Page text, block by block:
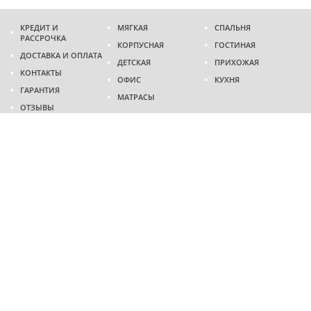
КРЕДИТ И
РАССРОЧКА
ДОСТАВКА И ОПЛАТА
КОНТАКТЫ
ГАРАНТИЯ
ОТЗЫВЫ
МЯГКАЯ
КОРПУСНАЯ
ДЕТСКАЯ
ОФИС
МАТРАСЫ
СПАЛЬНЯ
ГОСТИНАЯ
ПРИХОЖАЯ
КУХНЯ